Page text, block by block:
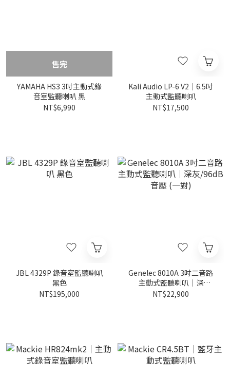
售完
YAMAHA HS3 3吋主動式錄
音室監聽喇叭 黑
NT$6,990
Kali Audio LP-6 V2｜6.5吋
主動式監聽喇叭
NT$17,500
JBL 4329P 錄音室監聽喇叭
黑色
NT$195,000
Genelec 8010A 3吋二音路
主動式監聽喇叭｜深
灰/96dB音壓 (一對)
NT$22,900